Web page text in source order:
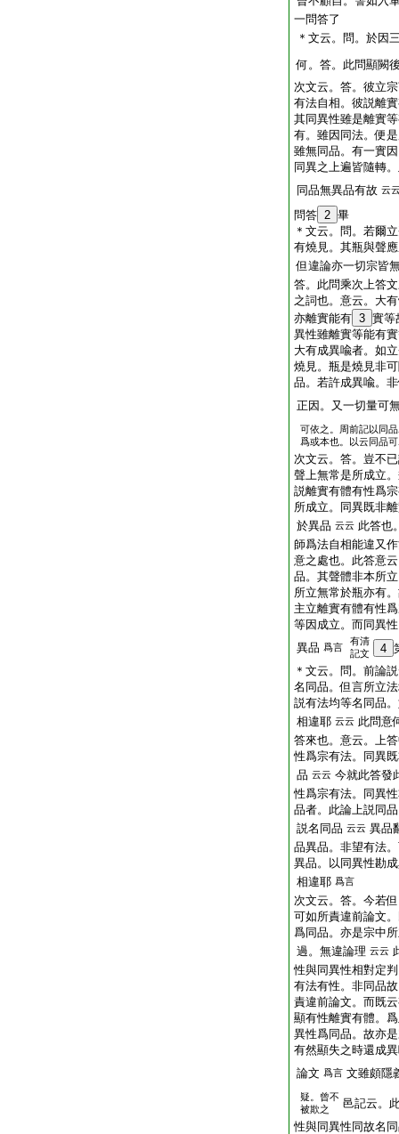
一問答了
＊文云。問。於因
何。答。此問顯闕
次文云。答。彼立
有法自相。彼説離
其同異性雖是離實
有。雖因同法。便
雖無同品。有一實
同異之上遍皆隨轉
同品無異品有故 云
問答 2 畢
＊文云。問。若爾
有燒見。其瓶與聲
但違論亦一切宗皆
答。此問乘次上答
之詞也。意云。大
亦離實能有 3 實等
異性雖離實等能有
大有成異喩者。如
燒見。瓶是燒見非
品。若許成異喩。
正因。又一切量可
可依之。周前記以同
爲或本也。以云同品
次文云。答。豈不
聲上無常是所成立
説離實有體有性爲
所成立。同異既非
於異品 云云 此答也
師爲法自相能違又
意之處也。此答意
品。其聲體非本所
所立無常於瓶亦有
主立離實有體有性
等因成立。而同異
異品 爲言
有清
記文
4
＊文云。問。前論
名同品。但言所立
説有法均等名同品
相違耶 云云 此問意
答來也。意云。上
性爲宗有法。同異
品 云云 今就此答發
性爲宗有法。同異
品者。此論上説同
説名同品 云云 異品
品異品。非望有法
異品。以同異性勘
相違耶 爲言
次文云。答。今若
可如所責違前論文
爲同品。亦是宗中
過。無違論理 云云
性與同異性相對定
有法有性。非同品
責違前論文。而既
顯有性離實有體。
異性爲同品。故亦
有然顯失之時還成
論文 爲言 文雖頗隱
疑。曾不
被欺之
邑記云。
性與同異性同故名